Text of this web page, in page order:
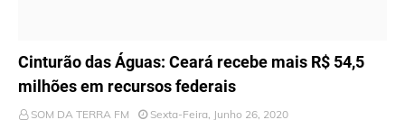
ÚLTIMAS NOTÍCIAS
Cinturão das Águas: Ceará recebe mais R$ 54,5
milhões em recursos federais
SOM DA TERRA FM
Sexta-Feira, Junho 26, 2020